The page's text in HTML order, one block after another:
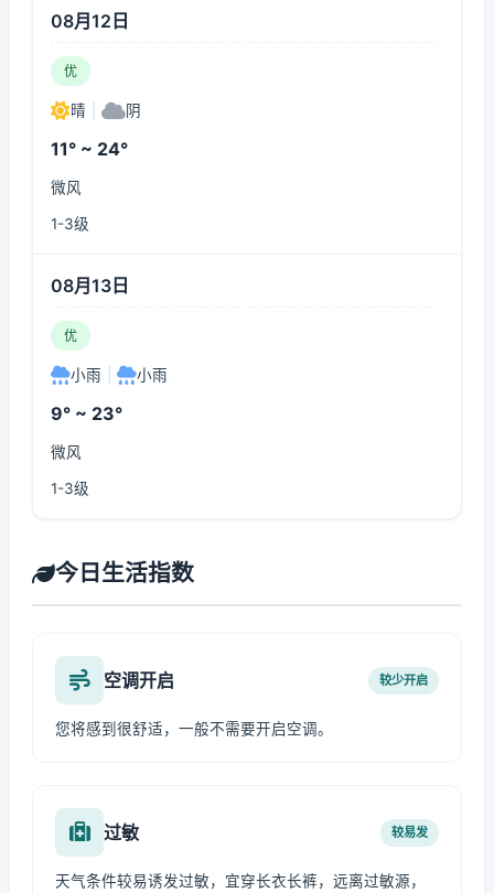
08月12日
优
晴 阴
11° ~ 24°
微风
1-3级
08月13日
优
小雨 小雨
9° ~ 23°
微风
1-3级
今日生活指数
空调开启 较少开启
您将感到很舒适，一般不需要开启空调。
过敏 较易发
天气条件较易诱发过敏，宜穿长衣长裤，远离过敏源，